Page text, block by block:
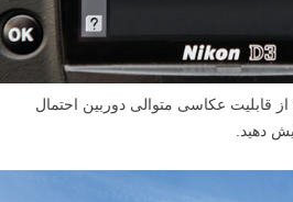
از قابلیت عکاسی متوالی دوربین احتمال
دهید.